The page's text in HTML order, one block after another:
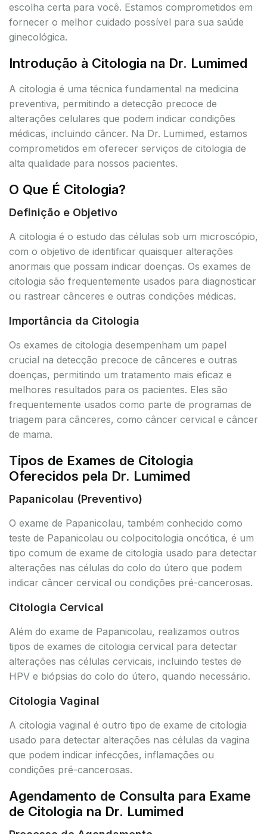
escolha certa para você. Estamos comprometidos em
fornecer o melhor cuidado possível para sua saúde
ginecológica.
Introdução à Citologia na Dr. Lumimed
A citologia é uma técnica fundamental na medicina
preventiva, permitindo a detecção precoce de
alterações celulares que podem indicar condições
médicas, incluindo câncer. Na Dr. Lumimed, estamos
comprometidos em oferecer serviços de citologia de
alta qualidade para nossos pacientes.
O Que É Citologia?
Definição e Objetivo
A citologia é o estudo das células sob um microscópio,
com o objetivo de identificar quaisquer alterações
anormais que possam indicar doenças. Os exames de
citologia são frequentemente usados para diagnosticar
ou rastrear cânceres e outras condições médicas.
Importância da Citologia
Os exames de citologia desempenham um papel
crucial na detecção precoce de cânceres e outras
doenças, permitindo um tratamento mais eficaz e
melhores resultados para os pacientes. Eles são
frequentemente usados como parte de programas de
triagem para cânceres, como câncer cervical e câncer
de mama.
Tipos de Exames de Citologia
Oferecidos pela Dr. Lumimed
Papanicolau (Preventivo)
O exame de Papanicolau, também conhecido como
teste de Papanicolau ou colpocitologia oncótica, é um
tipo comum de exame de citologia usado para detectar
alterações nas células do colo do útero que podem
indicar câncer cervical ou condições pré-cancerosas.
Citologia Cervical
Além do exame de Papanicolau, realizamos outros
tipos de exames de citologia cervical para detectar
alterações nas células cervicais, incluindo testes de
HPV e biópsias do colo do útero, quando necessário.
Citologia Vaginal
A citologia vaginal é outro tipo de exame de citologia
usado para detectar alterações nas células da vagina
que podem indicar infecções, inflamações ou
condições pré-cancerosas.
Agendamento de Consulta para Exame
de Citologia na Dr. Lumimed